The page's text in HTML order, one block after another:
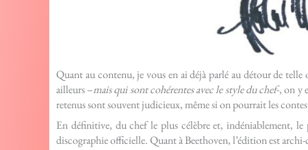
Quant au contenu, je vous en ai déjà parlé au détour de
ailleurs –mais qui sont cohérentes avec le style du chef-, on y
retenus sont souvent judicieux, même si on pourrait les
En définitive, du chef le plus célèbre et, indéniablement,
discographie officielle. Quant à Beethoven, l’édition est